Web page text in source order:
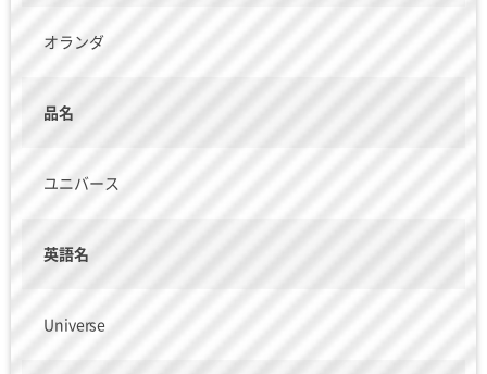
オランダ
品名
ユニバース
英語名
Universe